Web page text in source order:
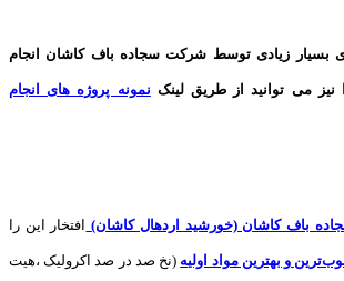
بسیار زیادی توسط شرکت سجاده باف کاشان انجام
می توانید از طریق لینک نمونه پروژه های انجام
باف کاشان (خورشید اردهال کاشان) افتخار این را
و بهترین مواد اولیه (نخ صد در صد اکرولیک ،هیت